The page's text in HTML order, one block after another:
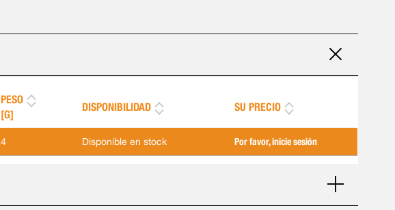
PESO
[G]
DISPONIBILIDAD SU PRECIO
4 Disponible en stock Por favor, inicie sesión